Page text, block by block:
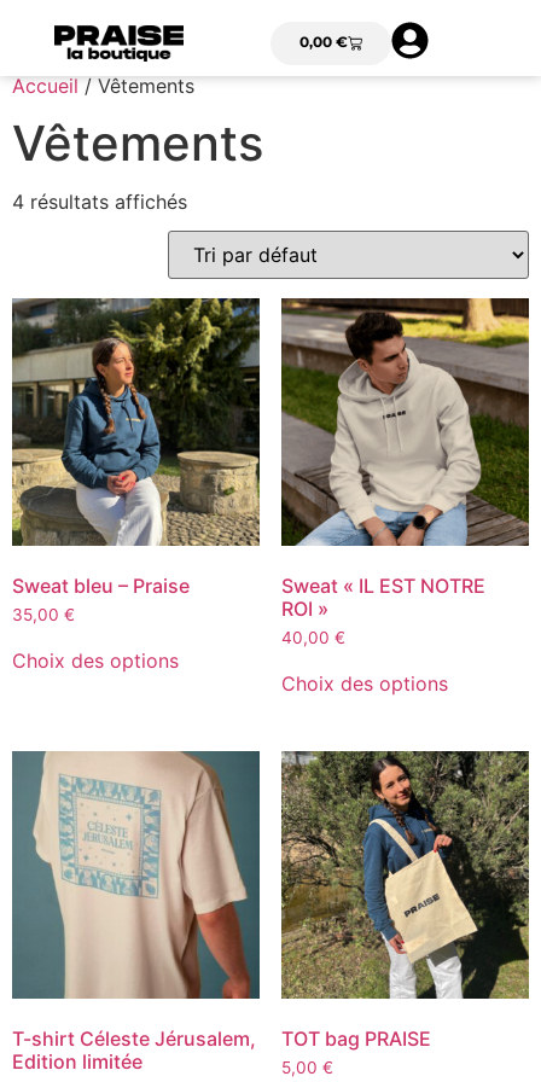
0,00 €
Accueil/ Vêtements
Vêtements
4 résultats affichés
Sweat bleu – Praise
35,00 €
Choix des options
Sweat « IL EST NOTRE
ROI »
40,00 €
Choix des options
T-shirt Céleste Jérusalem,
Edition limitée
TOT bag PRAISE
5,00 €